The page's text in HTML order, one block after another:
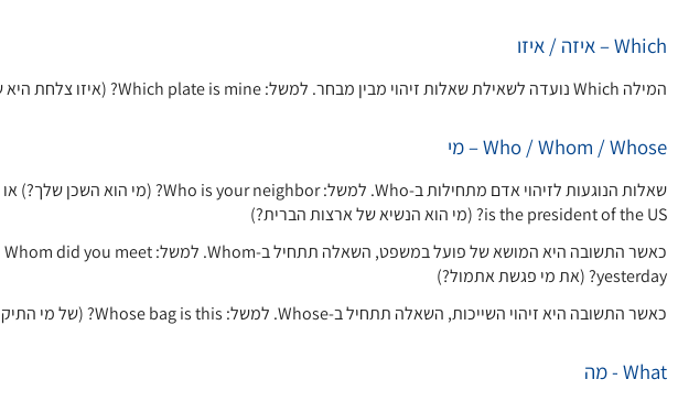
Which – איזה / איזו
המילה Which נועדה לשאילת שאלות זיהוי מבין מבחר. למשל: Which plate is mine? (איזו צלחת היא שלי?)
Who / Whom / Whose – מי
is the president of the US? (מי הוא הנשיא של ארצות הברית?)
כאשר התשובה היא המושא של פועל במשפט, השאלה תתחיל ב-Whom. למשל: Whom did you meet
yesterday? (את מי פגשת אתמול?)
כאשר התשובה היא זיהוי השייכות, השאלה תתחיל ב-Whose. למשל: Whose bag is this? (של מי התיק הזה?)
What - מה